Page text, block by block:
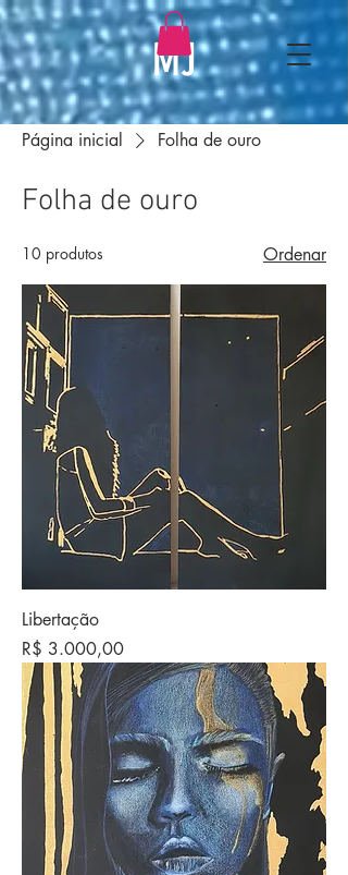
MJ
Página inicial Folha de ouro
Folha de ouro
10 produtos Ordenar
Libertação
Preço
R$ 3.000,00